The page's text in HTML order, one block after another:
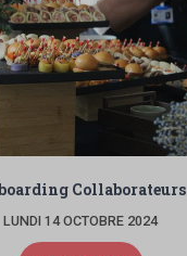
Collaborateurs
LUNDI 14 OCTOBRE 2024